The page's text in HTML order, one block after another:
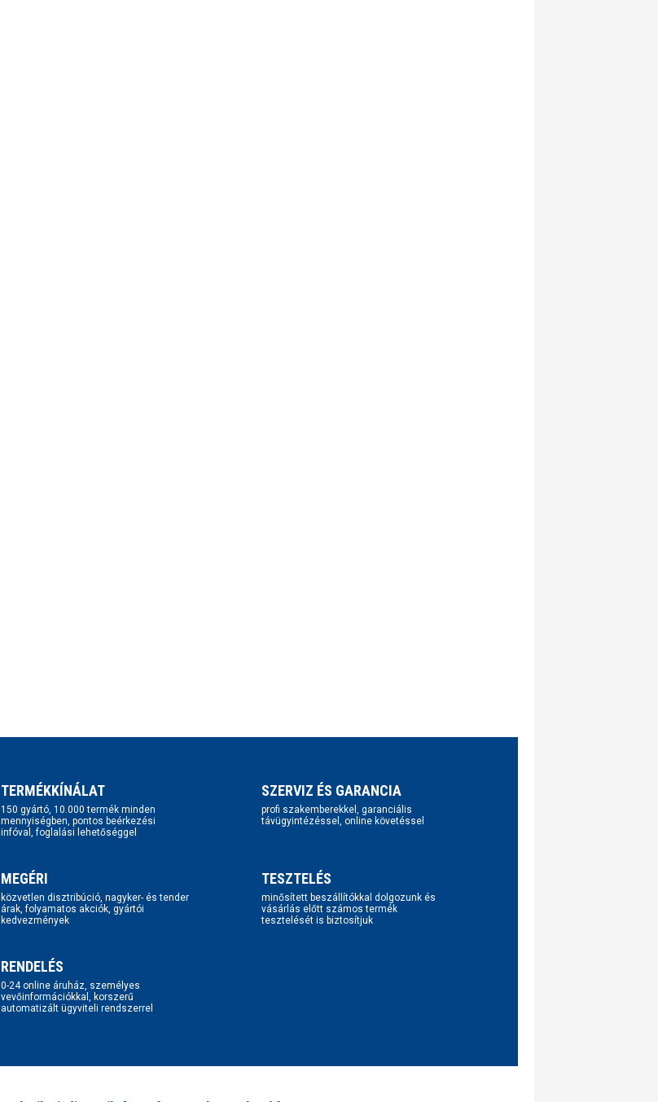
TERMÉKKÍNÁLAT
150 gyártó, 10.000 termék minden
mennyiségben, pontos beérkezési
infóval, foglalási lehetőséggel
SZERVIZ ÉS GARANCIA
profi szakemberekkel, garanciális
távügyintézéssel, online követéssel
MEGÉRI
közvetlen disztribúció, nagyker- és tender
árak, folyamatos akciók, gyártói
kedvezmények
TESZTELÉS
minősített beszállítókkal dolgozunk és
vásárlás előtt számos termék
tesztelését is biztosítjuk
RENDELÉS
0-24 online áruház, személyes
vevőinformációkkal, korszerű
automatizált ügyviteli rendszerrel